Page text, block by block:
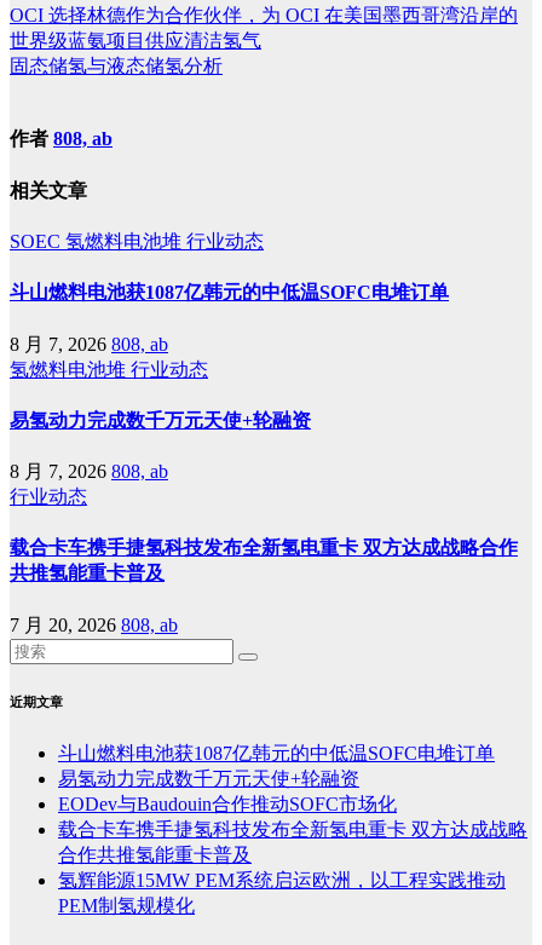
OCI 选择林德作为合作伙伴，为 OCI 在美国墨西哥湾沿岸的
世界级蓝氨项目供应清洁氢气
固态储氢与液态储氢分析
作者 808, ab
相关文章
SOEC 氢燃料电池堆 行业动态
斗山燃料电池获1087亿韩元的中低温SOFC电堆订单
8 月 7, 2026 808, ab
氢燃料电池堆 行业动态
易氢动力完成数千万元天使+轮融资
8 月 7, 2026 808, ab
行业动态
载合卡车携手捷氢科技发布全新氢电重卡 双方达成战略合作
共推氢能重卡普及
7 月 20, 2026 808, ab
近期文章
斗山燃料电池获1087亿韩元的中低温SOFC电堆订单
易氢动力完成数千万元天使+轮融资
EODev与Baudouin合作推动SOFC市场化
载合卡车携手捷氢科技发布全新氢电重卡 双方达成战略
合作共推氢能重卡普及
氢辉能源15MW PEM系统启运欧洲，以工程实践推动
PEM制氢规模化